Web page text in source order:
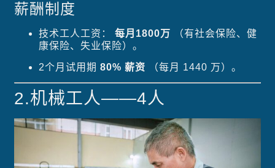
薪酬制度
技术工人工资：每月1800万 （有社会保险、健
康保险、失业保险）。
2个月试用期80% 薪资 （每月 1440 万）。
2.机械工人——4人